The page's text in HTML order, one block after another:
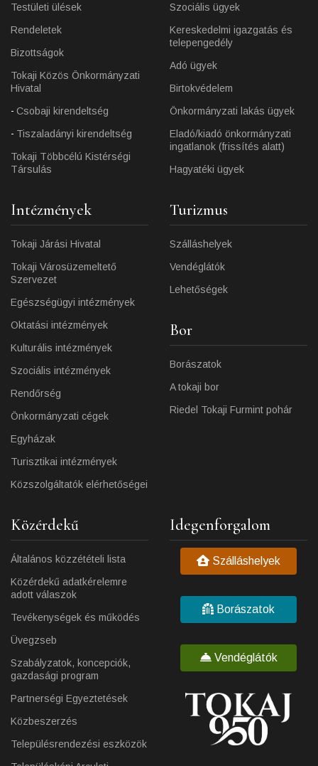
Testületi ülések
Rendeletek
Bizottságok
Tokaji Közös Önkormányzati
Hivatal
Csobaji kirendeltség
Tiszaladányi kirendeltség
Tokaji Többcélú Kistérségi
Társulás
Szociális ügyek
Kereskedelmi igazgatás és
telepengedély
Adó ügyek
Birtokvédelem
Önkormányzati lakás ügyek
Eladó/kiadó önkormányzati
ingatlanok (frissítés alatt)
Hagyatéki ügyek
Intézmények
Tokaji Járási Hivatal
Tokaji Városüzemeltető
Szervezet
Egészségügyi intézmények
Oktatási intézmények
Kulturális intézmények
Szociális intézmények
Rendőrség
Önkormányzati cégek
Egyházak
Turisztikai intézmények
Közszolgáltatók elérhetőségei
Turizmus
Szálláshelyek
Vendéglátók
Lehetőségek
Bor
Borászatok
A tokaji bor
Riedel Tokaji Furmint pohár
Közérdekű
Általános közzétételi lista
Közérdekű adatkérelemre
adott válaszok
Tevékenységek és működés
Üvegzseb
Szabályzatok, koncepciók,
gazdasági program
Partnerségi Egyeztetések
Közbeszerzés
Településrendezési eszközök
Idegenforgalom
Szálláshelyek
Borászatok
Vendéglátók